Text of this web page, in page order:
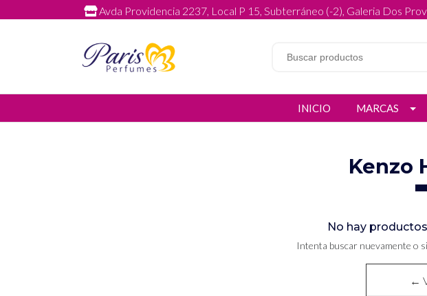
Avda Providencia 2237, Local P 15, Subterráneo (-2), Galeria Dos
INICIO MARCAS
Kenzo
No hay
Intenta buscar nuevamente o
←